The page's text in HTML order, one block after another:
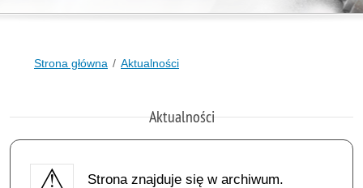
Strona główna Aktualności
Aktualności
Strona znajduje się w archiwum.